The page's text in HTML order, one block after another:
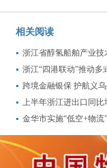
相关阅读
浙江省醇氢船舶产业
浙江“四港联动”推动多
跨境金融银保 护航义
上半年浙江进出口同比
金华市实施“低空+物